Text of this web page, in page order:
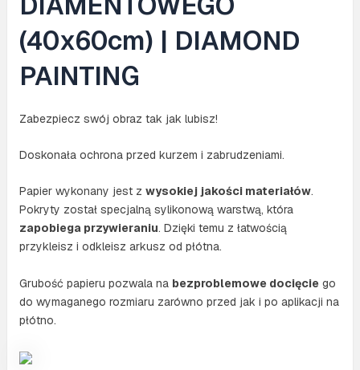
(40x60cm) | DIAMOND
PAINTING
Zabezpiecz swój obraz tak jak lubisz!
Doskonała ochrona przed kurzem i zabrudzeniami.
Papier wykonany jest z wysokiej jakości materiałów.
Pokryty został specjalną sylikonową warstwą, która
zapobiega przywieraniu. Dzięki temu z łatwością
przykleisz i odkleisz arkusz od płótna.
Grubość papieru pozwala na bezproblemowe docięcie go
do wymaganego rozmiaru zarówno przed jak i po aplikacji na
płótno.